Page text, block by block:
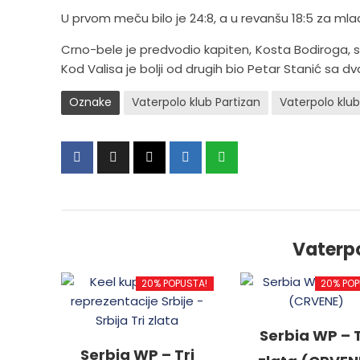
U prvom meču bilo je 24:8, a u revanšu 18:5 za
Crno-bele je predvodio kapiten, Kosta Bodiroga,
Kod Valisa je bolji od drugih bio Petar Stanić sa
Oznake Vaterpolo klub Partizan Vaterpolo
20% POPUSTA!
Serbia WP – Tri
20%
Serbia WP –